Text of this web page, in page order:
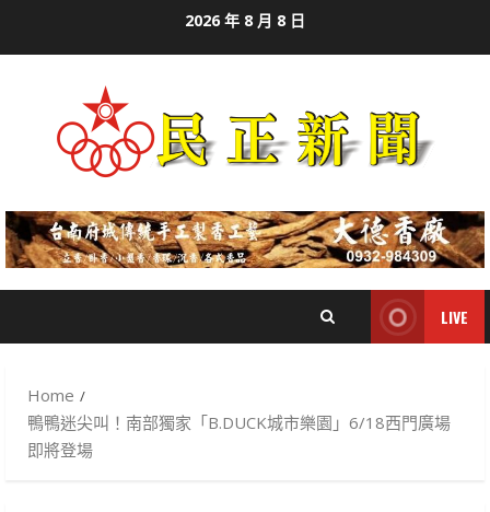
2026 年 8 月 8 日
LIVE
Home
鴨鴨迷尖叫！南部獨家「B.DUCK城市樂園」6/18西門廣場
即將登場